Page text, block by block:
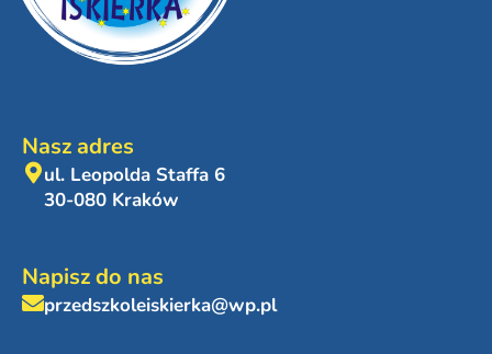
Nasz adres
ul. Leopolda Staffa 6
30-080 Kraków
Napisz do nas
przedszkoleiskierka@wp.pl